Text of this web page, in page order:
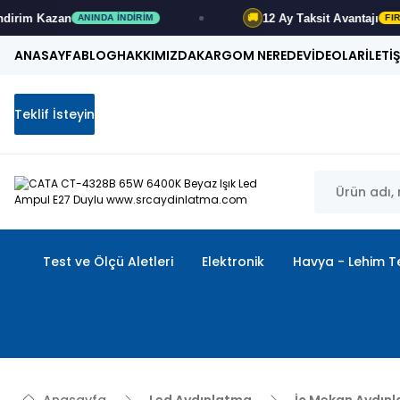
İNDIRIM 🚚 Taksit Avantajı FIRSATI KAÇIRMA
ANASAYFABLOGHAKKIMIZDAKARGOM NEREDEVİDEOLAR
Teklif İsteyin
Test ve Ölçü Aletleri Elektronik Havya - Lehim